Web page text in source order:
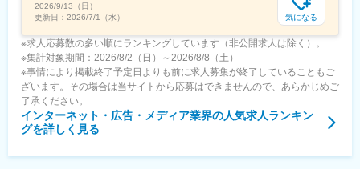
2026/9/13（日）
更新日： 2026/7/1（水） 気になる
※求人応募数の多い順にランキングしています（非公開求人は除く）。
※集計対象期間：2026/8/2（日）～2026/8/8（土）
※事情により掲載終了予定日よりも前に求人募集が終了していることもご
ざいます。その場合は当サイトから応募はできませんので、あらかじめご
了承ください。
インターネット・広告・メディア業界の人気求人ランキン
グを詳しく見る